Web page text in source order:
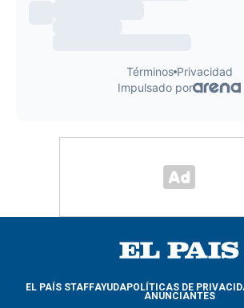
EL PAÍS STAFFAYUDAPOLÍTICAS DE
ANUNCIANTES